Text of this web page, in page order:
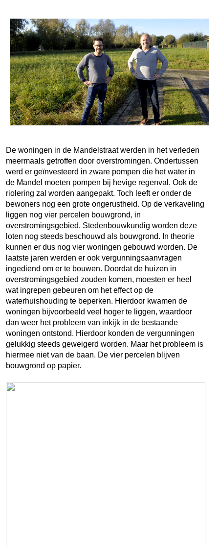
De woningen in de Mandelstraat werden in het verleden
meermaals getroffen door overstromingen. Ondertussen
werd er geïnvesteerd in zware pompen die het water in
de Mandel moeten pompen bij hevige regenval. Ook de
riolering zal worden aangepakt. Toch leeft er onder de
bewoners nog een grote ongerustheid. Op de verkaveling
liggen nog vier percelen bouwgrond, in
overstromingsgebied. Stedenbouwkundig worden deze
loten nog steeds beschouwd als bouwgrond. In theorie
kunnen er dus nog vier woningen gebouwd worden. De
laatste jaren werden er ook vergunningsaanvragen
ingediend om er te bouwen. Doordat de huizen in
overstromingsgebied zouden komen, moesten er heel
wat ingrepen gebeuren om het effect op de
waterhuishouding te beperken. Hierdoor kwamen de
woningen bijvoorbeeld veel hoger te liggen, waardoor
dan weer het probleem van inkijk in de bestaande
woningen ontstond. Hierdoor konden de vergunningen
gelukkig steeds geweigerd worden. Maar het probleem is
hiermee niet van de baan. De vier percelen blijven
bouwgrond op papier.